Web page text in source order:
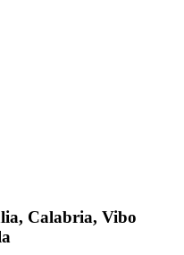
Calabria, Vibo